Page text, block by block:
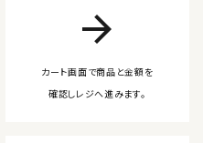
arrow_forward
カート画面で商品と金額を
確認しレジへ進みます。